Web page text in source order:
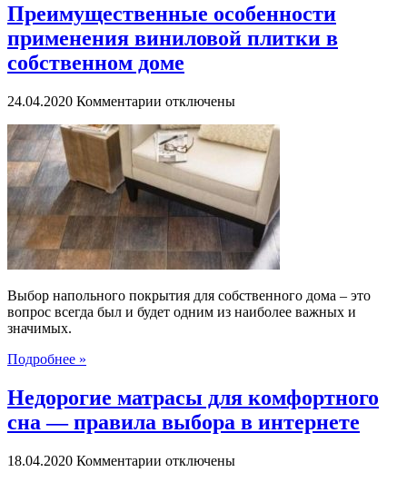
Преимущественные особенности
применения виниловой плитки в
собственном доме
24.04.2020 Комментарии к
Преимущественные
особенности
применения
виниловой
плитки
в
собственном
доме
отключены
Выбор напольного покрытия для собственного дома – это
вопрос всегда был и будет одним из наиболее важных и
значимых.
Подробнее »
Недорогие матрасы для комфортного
сна — правила выбора в интернете
18.04.2020 Комментарии котключены